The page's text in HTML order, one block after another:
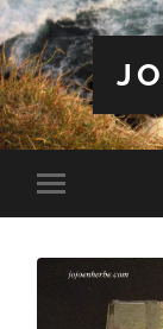
Toggle
mobile